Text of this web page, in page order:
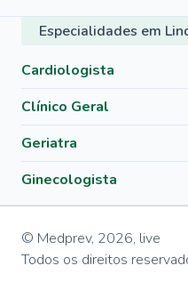
Especialidades em
Cardiologista
Clínico Geral
Geriatra
Ginecologista
© Medprev, 2026, live
Todos os direitos